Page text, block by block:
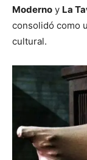
Moderno y La
consolidó como
cultural.